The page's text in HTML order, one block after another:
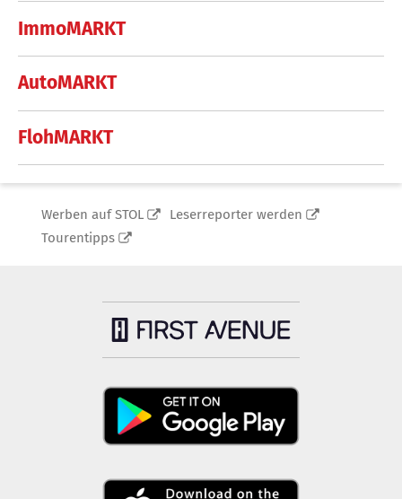
ImmoMARKT
AutoMARKT
FlohMARKT
Werben auf STOL
Leserreporter werden
Tourentipps